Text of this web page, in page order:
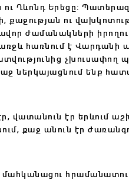
ու Ղևոնդ Երեցը:
քաջության ու
ժամանակների
հառնում է Վարդանի
չխուսափող
ներկայացնում ենք
վատանուն էր երևում
քաջ անուն էր
մահկանացու